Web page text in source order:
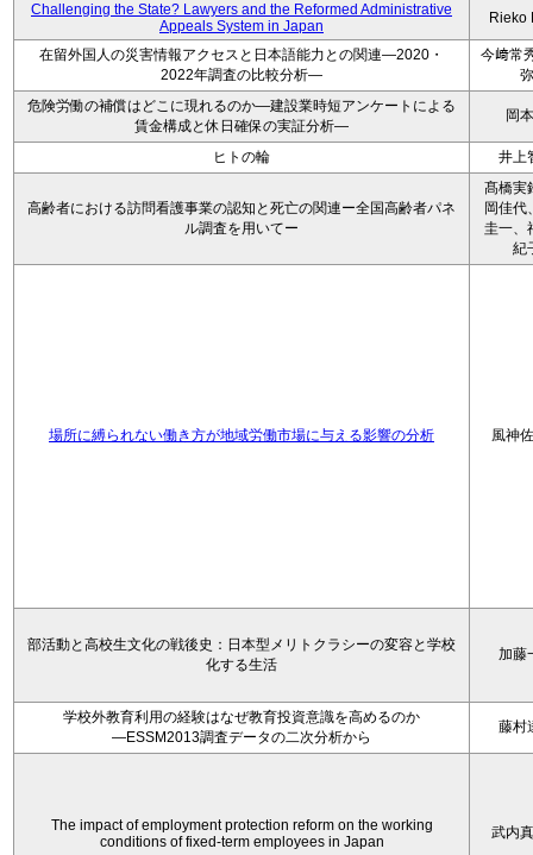
Challenging the State? Lawyers and the Reformed Administrative
Appeals System in Japan
Rieko
在留外国人の災害情報アクセスと日本語能力との関連―2020・
2022年調査の比較分析―
今﨑常
弥
危険労働の補償はどこに現れるのか―建設業時短アンケートによる
賃金構成と休日確保の実証分析―
岡
ヒトの輪 井上
高齢者における訪問看護事業の認知と死亡の関連ー全国高齢者パネ
ル調査を用いてー
髙橋実
岡佳代
圭一、
紀
場所に縛られない働き方が地域労働市場に与える影響の分析 風神
部活動と高校生文化の戦後史：日本型メリトクラシーの変容と学校
化する生活
加藤
学校外教育利用の経験はなぜ教育投資意識を高めるのか
―ESSM2013調査データの二次分析から
藤村
The impact of employment protection reform on the working
conditions of fixed-term employees in Japan
武内